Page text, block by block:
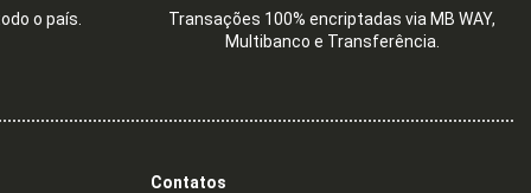
o país.
Transações 100% encriptadas via MB WAY,
Multibanco e Transferência.
Contatos